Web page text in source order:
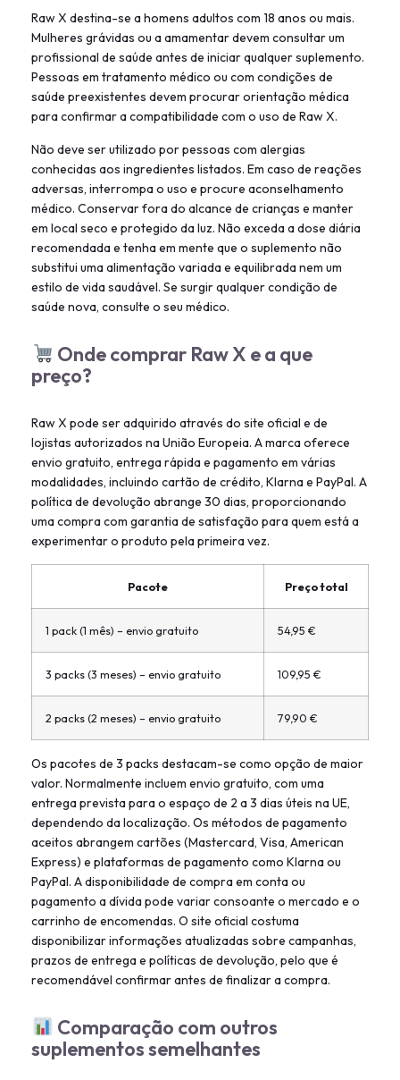
Raw X destina-se a homens adultos com 18 anos ou mais.
Mulheres grávidas ou a amamentar devem consultar um
profissional de saúde antes de iniciar qualquer suplemento.
Pessoas em tratamento médico ou com condições de
saúde preexistentes devem procurar orientação médica
para confirmar a compatibilidade com o uso de Raw X.
Não deve ser utilizado por pessoas com alergias
conhecidas aos ingredientes listados. Em caso de reações
adversas, interrompa o uso e procure aconselhamento
médico. Conservar fora do alcance de crianças e manter
em local seco e protegido da luz. Não exceda a dose diária
recomendada e tenha em mente que o suplemento não
substitui uma alimentação variada e equilibrada nem um
estilo de vida saudável. Se surgir qualquer condição de
saúde nova, consulte o seu médico.
Onde comprar Raw X e a que
preço?
Raw X pode ser adquirido através do site oficial e de
lojistas autorizados na União Europeia. A marca oferece
envio gratuito, entrega rápida e pagamento em várias
modalidades, incluindo cartão de crédito, Klarna e PayPal. A
política de devolução abrange 30 dias, proporcionando
uma compra com garantia de satisfação para quem está a
experimentar o produto pela primeira vez.
Pacote Preço total
1 pack (1 mês) – envio gratuito 54,95 €
3 packs (3 meses) – envio gratuito 109,95 €
2 packs (2 meses) – envio gratuito 79,90 €
Os pacotes de 3 packs destacam-se como opção de maior
valor. Normalmente incluem envio gratuito, com uma
entrega prevista para o espaço de 2 a 3 dias úteis na UE,
dependendo da localização. Os métodos de pagamento
aceitos abrangem cartões (Mastercard, Visa, American
Express) e plataformas de pagamento como Klarna ou
PayPal. A disponibilidade de compra em conta ou
pagamento a dívida pode variar consoante o mercado e o
carrinho de encomendas. O site oficial costuma
disponibilizar informações atualizadas sobre campanhas,
prazos de entrega e políticas de devolução, pelo que é
recomendável confirmar antes de finalizar a compra.
Comparação com outros
suplementos semelhantes